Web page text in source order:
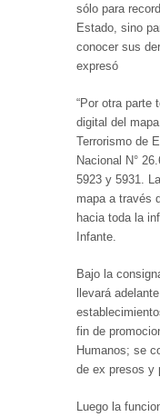
sólo para
Estado, sino
conocer sus
expresó
“Por otra parte
digital del
Terrorismo de
Nacional N°
5923 y 5931.
mapa a través
hacia toda la
Infante.
Bajo la
llevará
fin de
Humanos; se
de ex presos y
Luego la